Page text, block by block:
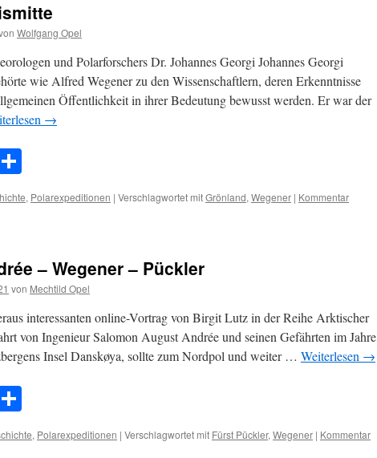
Wolfgang Opel
und Polarforschers Dr. Johannes Georgi Johannes Georgi
wie Alfred Wegener zu den Wissenschaftlern, deren Erkenntnisse
Öffentlichkeit in ihrer Bedeutung bewusst werden. Er war der
→
, Polarexpeditionen | Verschlagwortet mitGrönland,Wegener | Kommentar
– Wegener – Pückler
von Mechtild Opel
interessanten online-Vortrag von Birgit Lutz in der Reihe Arktischer
von Ingenieur Salomon August Andrée und seinen Gefährten im Jahre
Insel Danskøya, sollte zum Nordpol und weiter … Weiterlesen →
, Polarexpeditionen | Verschlagwortet mit Fürst Pückler, Wegener | Kommentar